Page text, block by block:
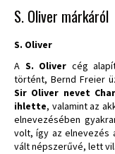
S. Oliver márkáról
S. Oliver
A S. Oliver cég
történt, Bernd Freier
Sir Oliver nevet
ihlette, valamint az
elnevezésében
volt, így az elnevezés
vált népszerűvé, lett